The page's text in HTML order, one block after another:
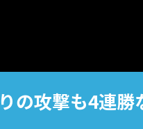
攻撃も4連勝